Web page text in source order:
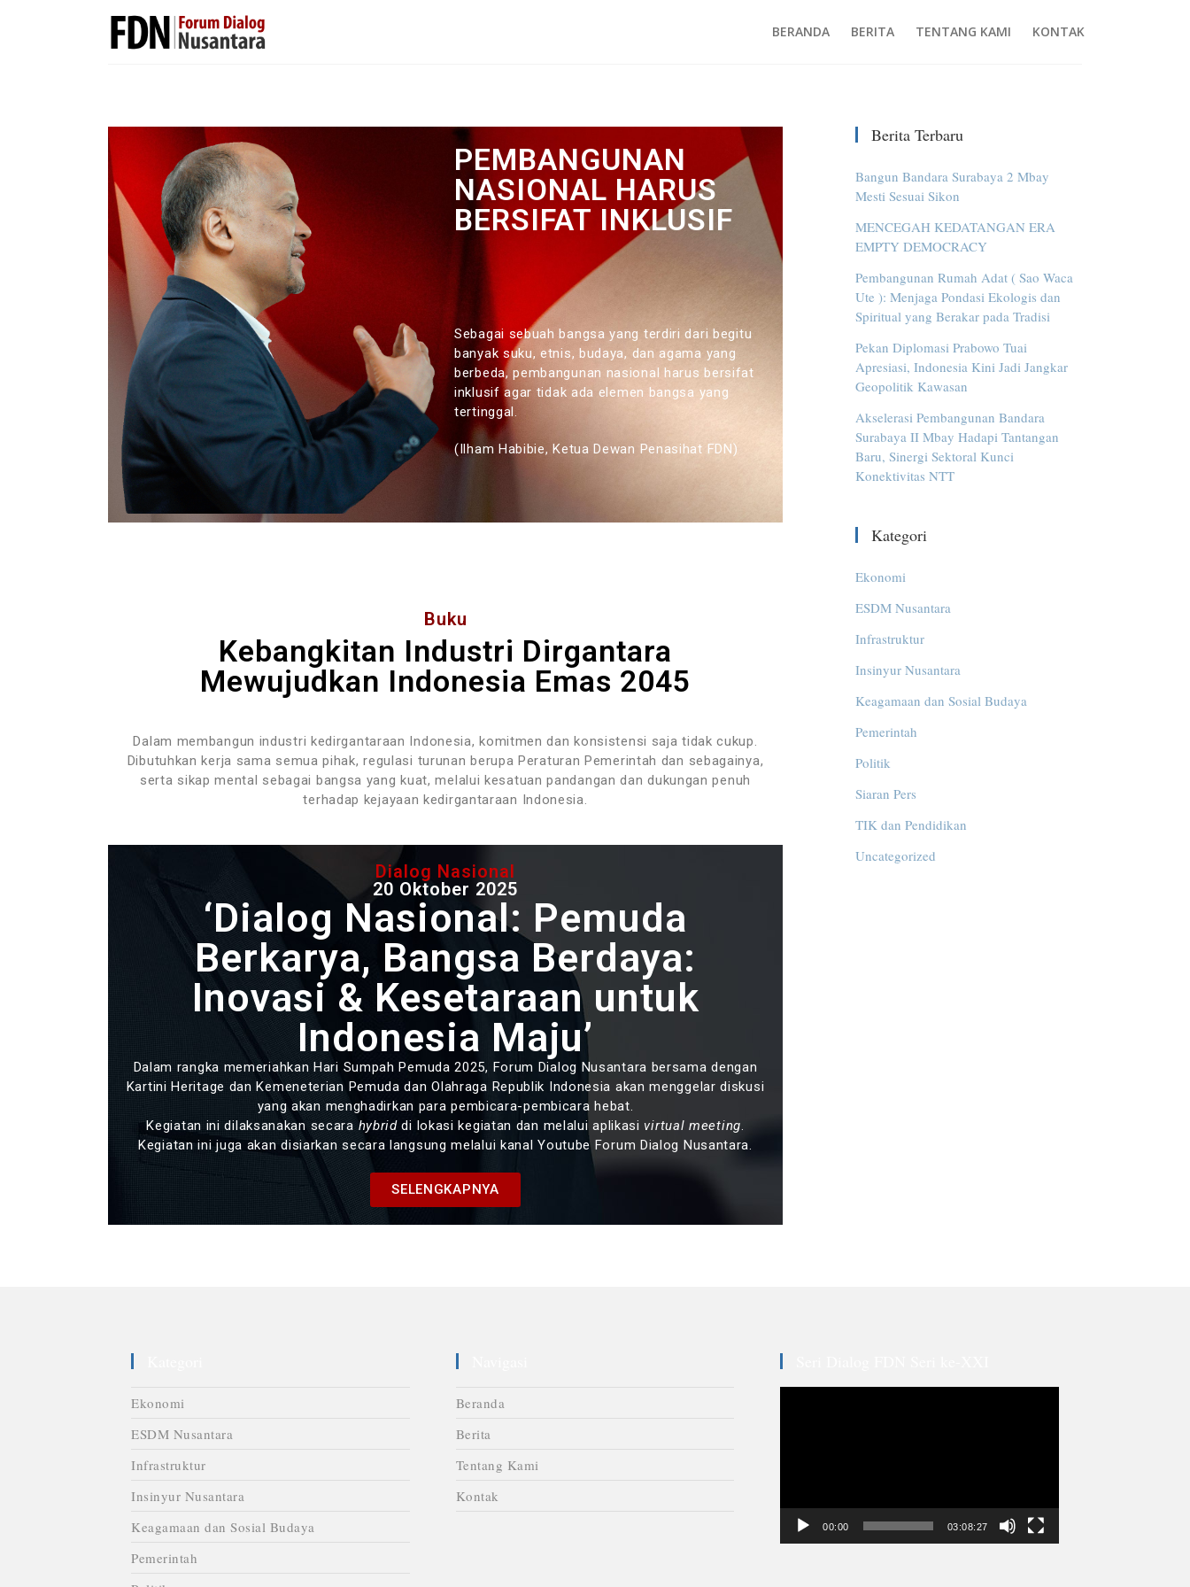
BERANDA BERITA TENTANG KAMI KONTAK
PEMBANGUNAN
NASIONAL HARUS
BERSIFAT INKLUSIF
Sebagai sebuah bangsa yang terdiri dari begitu
banyak suku, etnis, budaya, dan agama yang
berbeda, pembangunan nasional harus bersifat
inklusif agar tidak ada elemen bangsa yang
tertinggal.
(Ilham Habibie, Ketua Dewan Penasihat FDN)
Buku
Kebangkitan Industri Dirgantara
Mewujudkan Indonesia Emas 2045
Dalam membangun industri kedirgantaraan Indonesia, komitmen dan konsistensi saja tidak cukup.
Dibutuhkan kerja sama semua pihak, regulasi turunan berupa Peraturan Pemerintah dan sebagainya,
serta sikap mental sebagai bangsa yang kuat, melalui kesatuan pandangan dan dukungan penuh
terhadap kejayaan kedirgantaraan Indonesia.
Dialog Nasional
20 Oktober 2025
‘Dialog Nasional: Pemuda
Berkarya, Bangsa Berdaya:
Inovasi & Kesetaraan untuk
Indonesia Maju’
Dalam rangka memeriahkan Hari Sumpah Pemuda 2025, Forum Dialog Nusantara bersama dengan
Kartini Heritage dan Kemeneterian Pemuda dan Olahraga Republik Indonesia akan menggelar diskusi
yang akan menghadirkan para pembicara-pembicara hebat.
Kegiatan ini dilaksanakan secara hybriddi lokasi kegiatan dan melalui aplikasi virtual meeting.
Kegiatan ini juga akan disiarkan secara langsung melalui kanal Youtube Forum Dialog Nusantara.
SELENGKAPNYA
Berita Terbaru
Bangun Bandara Surabaya 2 Mbay
Mesti Sesuai Sikon
MENCEGAH KEDATANGAN ERA
EMPTY DEMOCRACY
Pembangunan Rumah Adat ( Sao Waca
Ute ): Menjaga Pondasi Ekologis dan
Spiritual yang Berakar pada Tradisi
Pekan Diplomasi Prabowo Tuai
Apresiasi, Indonesia Kini Jadi Jangkar
Geopolitik Kawasan
Akselerasi Pembangunan Bandara
Surabaya II Mbay Hadapi Tantangan
Baru, Sinergi Sektoral Kunci
Konektivitas NTT
Kategori
Ekonomi
ESDM Nusantara
Infrastruktur
Insinyur Nusantara
Keagamaan dan Sosial Budaya
Pemerintah
Politik
Siaran Pers
TIK dan Pendidikan
Uncategorized
Ekonomi
ESDM Nusantara
Infrastruktur
Insinyur Nusantara
Keagamaan dan Sosial Budaya
Pemerintah
Beranda
Berita
Tentang Kami
Kontak
00:00 03:08:27